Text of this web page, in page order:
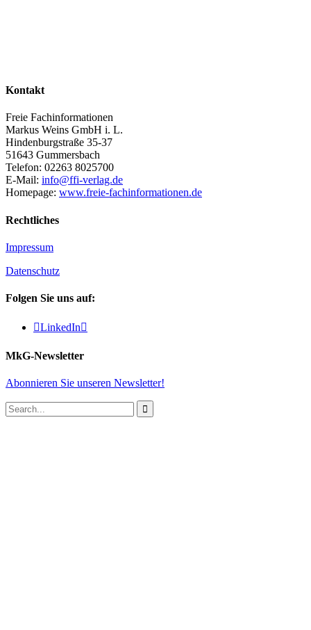
Kontakt
Freie Fachinformationen
Markus Weins GmbH i. L.
Hindenburgstraße 35-37
51643 Gummersbach
Telefon: 02263 8025700
E-Mail: info@ffi-verlag.de
Homepage: www.freie-fachinformationen.de
Rechtliches
Impressum
Datenschutz
Folgen Sie uns auf:
LinkedIn
MkG-Newsletter
Abonnieren Sie unseren Newsletter!
